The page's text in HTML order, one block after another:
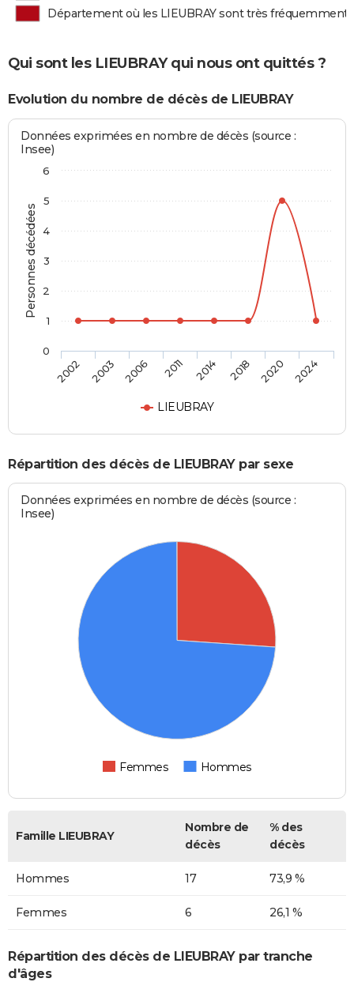
Département où les LIEUBRAY sont très fréquemment
Qui sont les LIEUBRAY qui nous ont quittés ?
Evolution du nombre de décès de LIEUBRAY
Personnes décédées
Données exprimées en nombre de décès (source :
Insee)
LIEUBRAY
2002 2003 2006 2011 2014 2018 2020 2024
0
1
2
3
4
5
6
Répartition des décès de LIEUBRAY par sexe
Données exprimées en nombre de décès (source :
Insee)
Femmes Hommes
Famille LIEUBRAY
Nombre de
décès
% des
décès
Hommes 17 73,9 %
Femmes 6 26,1 %
Répartition des décès de LIEUBRAY par tranche
d'âges